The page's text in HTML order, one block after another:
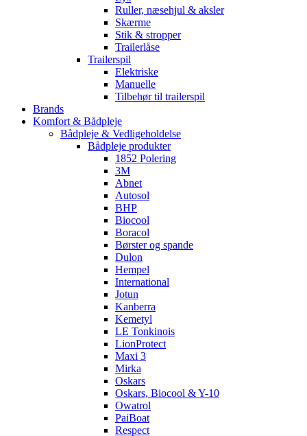
Ruller, næsehjul & aksler
Skærme
Stik & stropper
Trailerlåse
Trailerspil
Elektriske
Manuelle
Tilbehør til trailerspil
Brands
Komfort & Bådpleje
Bådpleje & Vedligeholdelse
Bådpleje produkter
1852 Polering
3M
Abnet
Autosol
BHP
Biocool
Boracol
Børster og spande
Dulon
Hempel
International
Jotun
Kanberra
Kemetyl
LE Tonkinois
LionProtect
Maxi 3
Mirka
Oskars
Oskars, Biocool & Y-10
Owatrol
PaiBoat
Respect